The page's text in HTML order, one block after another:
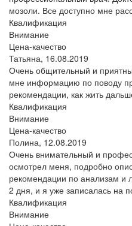
мозоли. Все доступно мне
Квалификация
Внимание
Цена-качество
Татьяна, 16.08.2019
Очень общительный и
мне информацию по поводу
рекомендации, как жить
Квалификация
Внимание
Цена-качество
Полина, 12.08.2019
Очень внимательный и
осмотрел меня, подробно
рекомендации по анализам и
2 дня, и я уже записалась на
Квалификация
Внимание